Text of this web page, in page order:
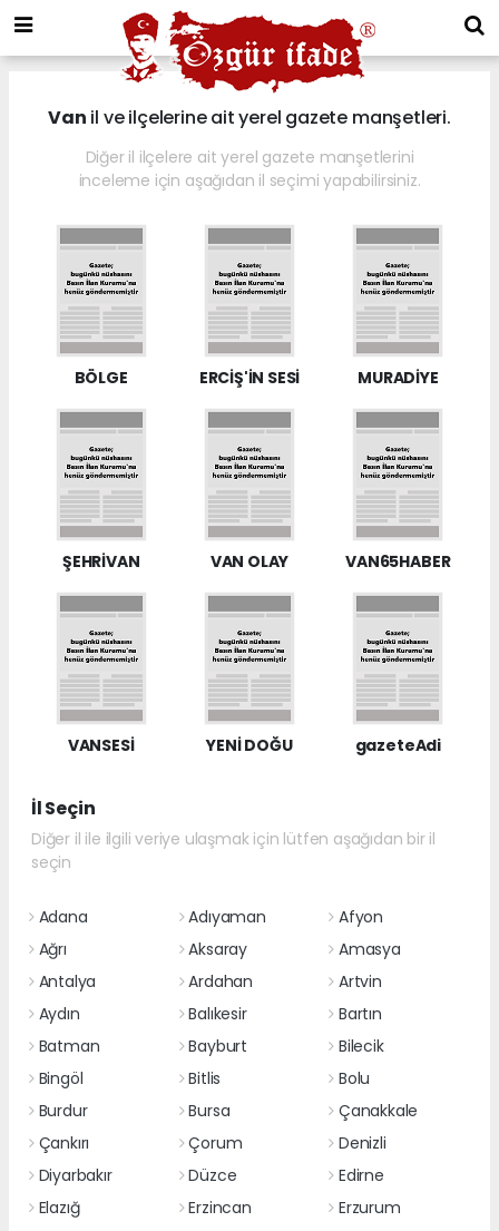
Van il ve ilçelerine ait yerel gazete manşetleri.
Diğer il ilçelere ait yerel gazete manşetlerini
inceleme için aşağıdan il seçimi yapabilirsiniz.
BÖLGE ERCİŞ'İN SESİ MURADİYE
ŞEHRİVAN VAN OLAY VAN65HABER
VANSESİ YENİ DOĞU gazeteAdi
İl Seçin
Diğer il ile ilgili veriye ulaşmak için lütfen aşağıdan bir il
seçin
Adana Adıyaman
Afyon
Ağrı
Aksaray
Amasya
Antalya
Ardahan
Artvin
Aydın
Balıkesir
Bartın
Batman
Bayburt
Bilecik
Bingöl
Bitlis
Bolu
Burdur
Bursa
Çanakkale
Çankırı
Çorum
Denizli
Diyarbakır
Düzce
Edirne
Elazığ
Erzincan
Erzurum